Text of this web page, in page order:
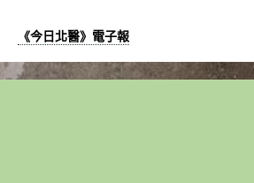
《今日北醫》電子報